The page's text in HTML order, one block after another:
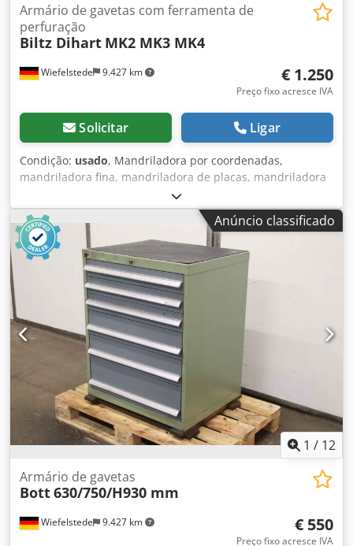
Wiefelstede 9.427 km
Armário de gavetas com ferramenta de
perfuração
Biltz Dihart MK2 MK3 MK4
€ 1.250
Preço fixo acresce IVA
Solicitar Ligar
Condição: usado, Mandriladora por coordenadas,
mandriladora fina, mandriladora de placas, mandriladora
de bancada, mandriladora, fresadora, perfuradora em
linha, cabeça de multibrocas, broca, ferramenta de
furação, alargadores, mandris de rosca de troca rápida -
Gama extensiva de ferramentas: para
furação/restauração/corte de roscas -Conteúdo: ver fotos
Cedpfx Ajfngw Uoh Torf -Caixa-ferramenta: 7 gavetas -
Dimensões: 720/720/H1000 mm -Peso: 454 kg
Anúncio classificado
1 / 12
Wiefelstede 9.427 km
Armário de gavetas
Bott630/750/H930 mm
€ 550
Preço fixo acresce IVA